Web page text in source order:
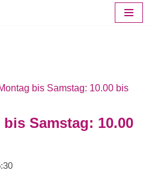
bis Samstag: 10.00 bis
Samstag: 10.00